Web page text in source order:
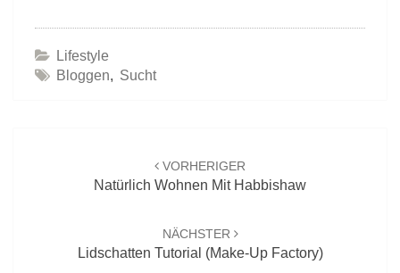
Lifestyle
Bloggen, Sucht
VORHERIGER
Natürlich Wohnen Mit Habbishaw
NÄCHSTER
Lidschatten Tutorial (Make-Up Factory)